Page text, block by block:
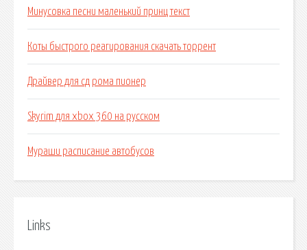
Минусовка песни маленький принц текст
Коты быстрого реагирования скачать торрент
Драйвер для сд рома пионер
Skyrim для xbox 360 на русском
Мураши расписание автобусов
Links